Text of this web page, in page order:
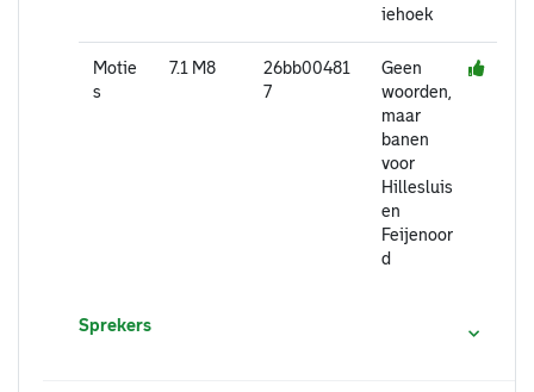
iehoek
Motie
s
7.1 M8
26bb00481
7
Geen
woorden,
maar
banen
voor
Hillesluis
en
Feijenoor
d
Sprekers